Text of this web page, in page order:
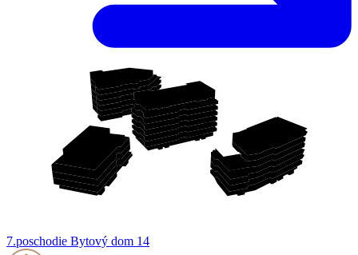
7.poschodie Bytový dom 14